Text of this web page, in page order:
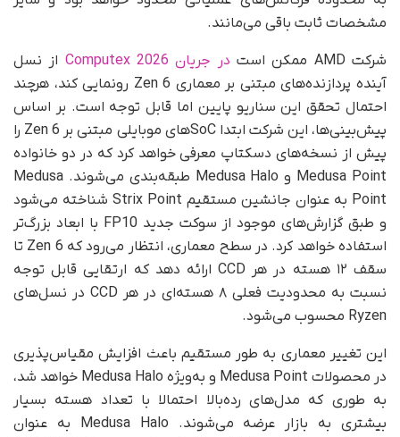
مشخصات ثابت باقی می‌مانند.
شرکت AMD ممکن است در جریان Computex 2026
از نسل
آینده پردازنده‌های مبتنی بر معماری Zen 6 رونمایی کند، هرچند
احتمال تحقق این سناریو پایین اما قابل توجه است. بر اساس
پیش‌بینی‌ها، این شرکت ابتدا SoCهای موبایلی مبتنی بر Zen 6 را
پیش از نسخه‌های دسکتاپ معرفی خواهد کرد که در دو خانواده
Medusa Point و Medusa Halo طبقه‌بندی می‌شوند. Medusa
Point به‌ عنوان جانشین مستقیم Strix Point شناخته می‌شود
و طبق گزارش‌های موجود از سوکت جدید FP10 با ابعاد بزرگ‌تر
استفاده خواهد کرد. در سطح معماری، انتظار می‌رود که Zen 6 تا
سقف ۱۲ هسته در هر CCD ارائه دهد که ارتقایی قابل توجه
نسبت به محدودیت فعلی ۸ هسته‌ای در هر CCD در نسل‌های
Ryzen محسوب می‌شود.
این تغییر معماری به‌ طور مستقیم باعث افزایش مقیاس‌پذیری
در محصولات Medusa Point و به‌ویژه Medusa Halo خواهد شد،
به‌ طوری که مدل‌های رده‌بالا احتمالا با تعداد هسته بسیار
بیشتری به بازار عرضه می‌شوند. Medusa Halo به‌ عنوان